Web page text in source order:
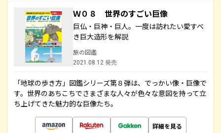
Ｗ０８ 世界のすごい巨像
巨仏・巨神・巨人。一度は訪れたい愛すべ
き巨大造形を解説
旅の図鑑
2021.08.12 発売
「地球の歩き方」図鑑シリーズ第８弾は、でっかい像・巨像で
す。世界のあちこちでさまざまな人々が色々な意図を持って立
ち上げてきた魅力的な巨像たち。
詳細を見る